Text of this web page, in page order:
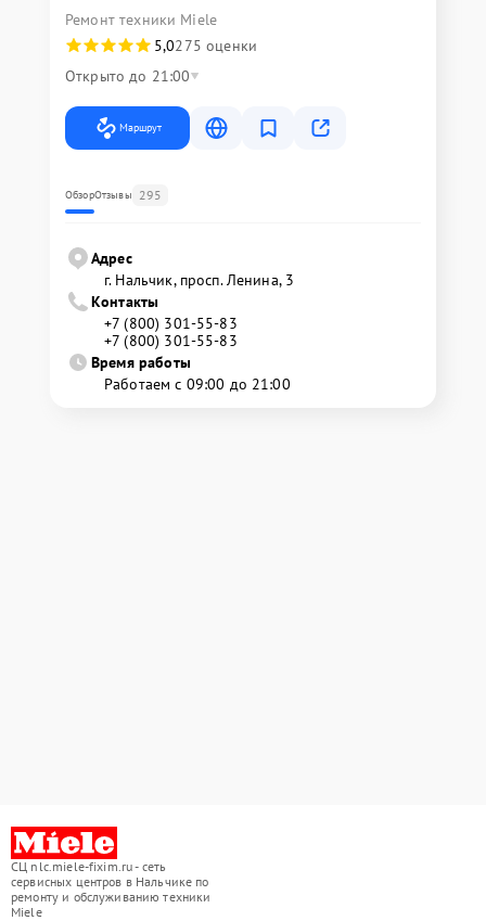
Ремонт техники Miele
5,0275 оценки
Открыто до 21:00
Маршрут
ОбзорОтзывы 295
Адрес
г. Нальчик, просп. Ленина, 3
Контакты
+7 (800) 301-55-83
+7 (800) 301-55-83
Время работы
Работаем с 09:00 до 21:00
СЦ nlc.miele-fixim.ru - сеть
сервисных центров в Нальчике по
ремонту и обслуживанию техники
Miele